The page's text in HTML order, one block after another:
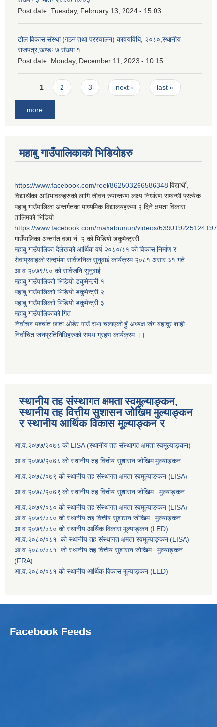
Post date: Tuesday, February 13, 2024 - 15:03
टोल विकास संस्था (गठन तथा पररचालन) काययविधि, २०८०,स्थानीय
राजपत्र,खण्डः ७ संख्या १
Post date: Monday, December 11, 2023 - 10:15
Pages
1 2 3 next › last »
more
महाबु गाउँपालिकाको भिडियोहरु
https://www.facebook.com/reel/862503266586348 विद्यार्थी,
विद्यार्थीका अधिभावकहरुको लागि जीवन रुपान्तरण लक्ष्य निर्धारण सम्बन्धी प्रत्येक
महाबु गाउँपालिका अन्तर्गतका माध्यमिक विद्यालयहरुमा २ दिने क्षमता विकास
तालिमको भिडियो
https://www.facebook.com/mahabumun/videos/639019225124197
गाउँपालिका अन्तर्गत वडा नं. २ को भिडियो डकुमेन्ट्ररी
महाबु गाउँपालिका दैलेखको आर्थिक वर्ष २०८०/८१ को विकास निर्माण र
सेवाप्रवाहको सन्दर्भमा सार्वजनिक सुनुवाई कार्यक्रम २०८१ असार ३१ गते
आ.व.२०७९/८० को सार्वजनि सुनुवाई
महाबु गाउँपालिकाो भिडियो डकुमेन्ट्री १
महाबु गाउँपालिकाो भिडियो डकुमेन्ट्री २
महाबु गाउँपालिकाो भिडियो डकुमेन्ट्री ३
महाबु गाउँपालिकाको गित
निर्वाचन पर्श्चात छाता ओडेर गाउँ सभा चलाएको हुँ अध्यक्ष जंग बहादुर शाही
निर्वाचित जनप्रतिनिधिहरुको सपथ ग्रहण कार्यक्रम ।।
स्थानीय तह संस्थागत क्षमता स्वमूल्याङ्कन,
स्थानीय तह वित्तीय सुशासन जोखिम मुल्याङ्कन
र स्थानीय आर्थिक विकास मूल्याङ्कन र
आ.व.२०७७/२०७८ को LISA (स्थानीय तह संस्थागत क्षमता स्वमूल्याङ्कन)
आ.व.२०७७/२०७८ को स्थानीय तह वित्तीय सुशासन जोखिम मुल्याङ्कन
आ.व.२०७८/०७९ को स्थानीय तह संस्थागत क्षमता स्वमूल्याङ्कन (LISA)
आ.व.२०७८/२०७९ को स्थानीय तह वित्तीय सुशासन जोखिम मुल्याङ्कन
आ.व.२०७९/०८० को स्थानीय तह संस्थागत क्षमता स्वमूल्याङ्कन (LISA)
आ.व.२०७९/०८० को स्थानीय तह वित्तीय सुशासन जोखिम मुल्याङ्कन
आ.व.२०७९/०८० को स्थानीय आर्थिक विकास मूल्याङ्कन (LED)
आ.व.२०८०/०८१ को स्थानीय तह संस्थागत क्षमता स्वमूल्याङ्कन (LISA)
आ.व.२०८०/०८१ को स्थानीय तह वित्तीय सुशासन जोखिम मुल्याङ्कन
(FRA)
आ.व.२०८०/०८१ को स्थानीय आर्थिक विकास मूल्याङ्कन (LED)
Facebook Feeds